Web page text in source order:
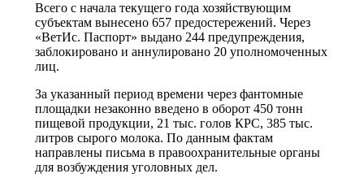
Всего с начала текущего года хозяйствующим
субъектам вынесено 657 предостережений. Через
«ВетИс. Паспорт» выдано 244 предупреждения,
заблокировано и аннулировано 20 уполномоченных
лиц.
За указанный период времени через фантомные
площадки незаконно введено в оборот 450 тонн
пищевой продукции, 21 тыс. голов КРС, 385 тыс.
литров сырого молока. По данным фактам
направлены письма в правоохранительные органы
для возбуждения уголовных дел.